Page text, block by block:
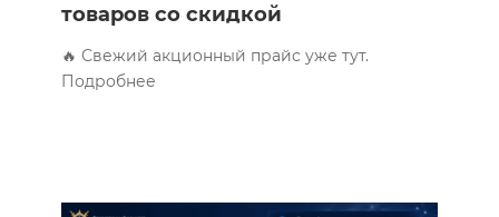
товаров со скидкой
🔥 Свежий акционный прайс уже тут.
Подробнее